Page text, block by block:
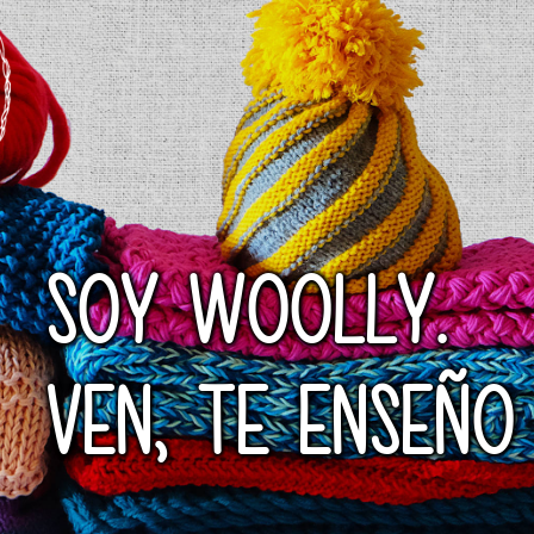
SOY WOOLLY.
VEN, TE